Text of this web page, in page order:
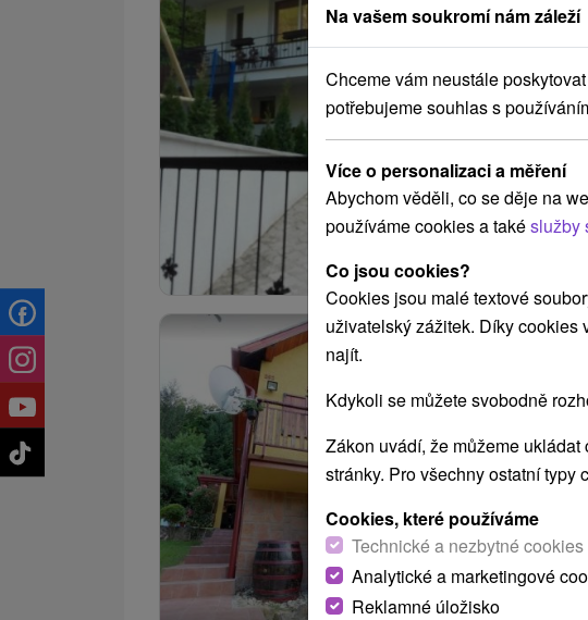
Na vašem soukromí nám záleží
Chceme vám neustále
potřebujeme souhlas s
Více o personalizaci a měření
Abychom věděli, co se děje na
používáme cookies a takéslužby
Co jsou cookies?
Cookies jsou malé textové
uživatelský zážitek. Díky cookies
najít.
Kdykoli se můžete svobodně
Zákon uvádí, že můžeme
stránky. Pro všechny ostatní
Cookies, které používáme
Technické a nezbytné cookies
Analytické a marketingové
Reklamné úložisko